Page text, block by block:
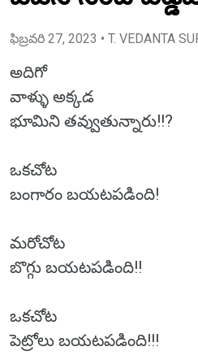
ఫిబ్రవరి 27, 2023 • T. VEDANTA
అదిగో
వాళ్ళు అక్కడ
భూమిని తవ్వుతున్నారు!!?
ఒకచోట
బంగారం బయటపడింది!
మరోచోట
బొగ్గు బయటపడింది!!
ఒకచోట
పెట్రోలు బయటపడింది!!!